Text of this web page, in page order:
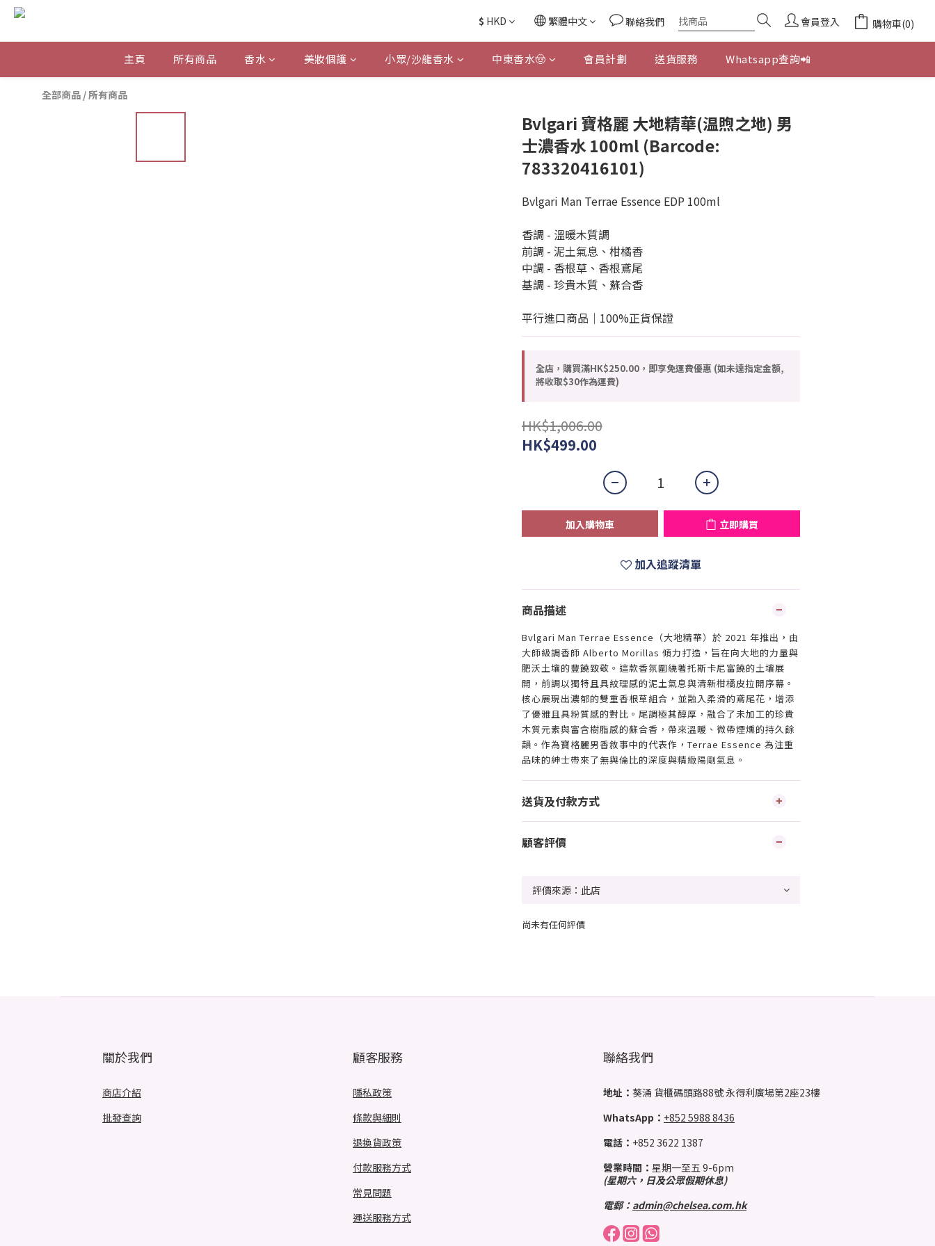
$ HKD 繁體中文 聯絡我們 會員登入 購物車(0)
主頁 所有商品 香水 美妝個護 小眾/沙龍香水 中東香水🤠 會員計劃 送貨服務 Whatsapp查詢📲
全部商品 /所有商品
Bvlgari 寶格麗 大地精華(温煦之地) 男
士濃香水 100ml (Barcode:
783320416101)
Bvlgari Man Terrae Essence EDP 100ml
香調 - 溫暖木質調
前調 - 泥土氣息、柑橘香
中調 - 香根草、香根鳶尾
基調 - 珍貴木質、蘇合香
平行進口商品｜100%正貨保證
全店，購買滿HK$250.00，即享免運費優惠 (如未達指定金額,
將收取$30作為運費)
HK$1,006.00
HK$499.00
加入購物車 立即購買
加入追蹤清單
商品描述
Bvlgari Man Terrae Essence（大地精華）於 2021 年推出，由
大師級調香師 Alberto Morillas 傾力打造，旨在向大地的力量與
肥沃土壤的豐饒致敬。這款香氛圍繞著托斯卡尼富饒的土壤展
開，前調以獨特且具紋理感的泥土氣息與清新柑橘皮拉開序幕。
核心展現出濃郁的雙重香根草組合，並融入柔滑的鳶尾花，增添
了優雅且具粉質感的對比。尾調極其醇厚，融合了未加工的珍貴
木質元素與富含樹脂感的蘇合香，帶來溫暖、微帶煙燻的持久餘
韻。作為寶格麗男香敘事中的代表作，Terrae Essence 為注重
品味的紳士帶來了無與倫比的深度與精緻陽剛氣息。
送貨及付款方式
顧客評價
尚未有任何評價
關於我們
商店介紹
批發查詢
顧客服務
隱私政策
條款與細則
退換貨政策
付款服務方式
常見問題
運送服務方式
聯絡我們
地址： 葵涌 貨櫃碼頭路88號 永得利廣場第2座23樓
WhatsApp： +852 5988 8436
電話： +852 3622 1387
營業時間： 星期一至五 9-6pm
(星期六，日及公眾假期休息)
電郵： admin@chelsea.com.hk